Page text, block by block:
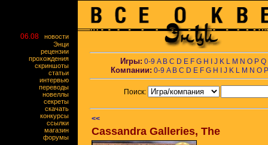
06.08
новости
Энци
рецензии
прохождения
скриншоты
статьи
интервью
переводы
новеллы
секреты
скачать
конкурсы
ссылки
магазин
форумы
Игры: 0-9 A B C D E F G H J K L M N O P Q
Компании: 0-9 A B C D E F G H J K L M N O P
Поиск:
<<
Cassandra Galleries, The